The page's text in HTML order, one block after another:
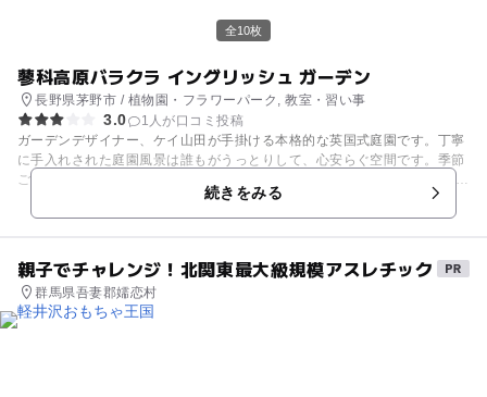
全10枚
蓼科高原バラクラ イングリッシュ ガーデン
長野県茅野市 / 植物園・フラワーパーク, 教室・習い事
3.0
1人が口コミ投稿
ガーデンデザイナー、ケイ山田が手掛ける本格的な英国式庭園です。丁寧
に手入れされた庭園風景は誰もがうっとりして、心安らぐ空間です。季節
ごとに咲き誇る花々が癒しを与えてくれるでしょう。 ここには、様々なテ
ーマを設けた庭園があり、それぞれ違った表情を見せてくれます。また、
英国式庭園にふさわしい優雅な時間を過ごすことができるレストランやカ
取り揃えてきます。園内をゆったりと散歩するのはとても気持ちが安らぎ
ます。
続きをみる
親子でチャレンジ！北関東最大級規模アスレチック
群馬県吾妻郡嬬恋村